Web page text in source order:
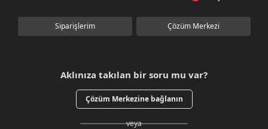
Siparişlerim Çözüm Merkezi
Aklınıza takılan bir soru mu var?
Çözüm Merkezine bağlanın
veya